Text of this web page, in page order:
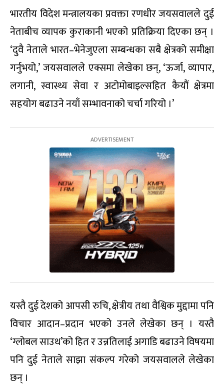
भारतीय विदेश मन्त्रालयका प्रवक्ता रणधीर जयसवालले दुई
नेताबीच व्यापक कुराकानी भएको प्रतिक्रिया दिएका छन् ।
‘दुवै नेताले भारत–भेनेजुएला सम्बन्धका सबै क्षेत्रको समीक्षा
गर्नुभयो,’ जयसवालले एक्समा लेखेका छन्, ‘ऊर्जा, व्यापार,
लगानी, स्वास्थ्य सेवा र अटोमोबाइल्सहित कैयौं क्षेत्रमा
सहयोग बढाउने नयाँ सम्भावनाको चर्चा गरियो ।’
यस्तै दुई देशको आपसी रुचि, क्षेत्रीय तथा वैश्विक मुद्दामा पनि
विचार आदान–प्रदान भएको उनले लेखेका छन् । यस्तै
‘ग्लोबल साउथ’को हित र उन्नतिलाई अगाडि बढाउने विषयमा
पनि दुई नेताले साझा संकल्प गरेको जयसवालले लेखेका
छन् ।